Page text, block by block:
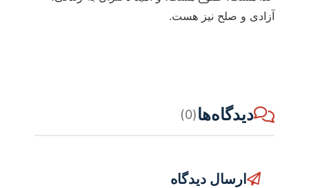
آزادی و صلح نیز هست.
دیدگاه‌ها(0)
ارسال دیدگاه